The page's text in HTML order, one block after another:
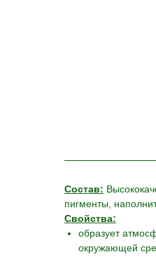
Состав:
пигменты,
Свойства:
образует
окружающей